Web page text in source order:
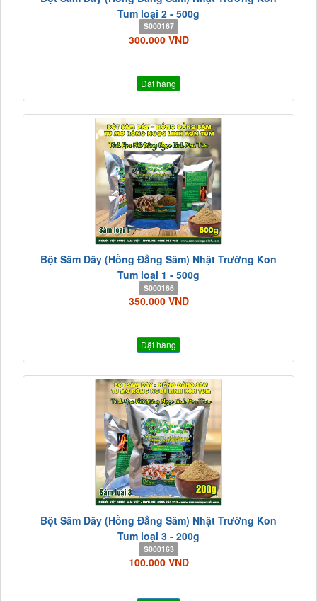
Tum loại 2 - 500g
S000167
300.000 VND
Đặt hàng
Bột Sâm Dây (Hồng Đẳng Sâm) Nhật Trường Kon
Tum loại 1 - 500g
S000166
350.000 VND
Đặt hàng
Bột Sâm Dây (Hồng Đẳng Sâm) Nhật Trường Kon
Tum loại 3 - 200g
S000163
100.000 VND